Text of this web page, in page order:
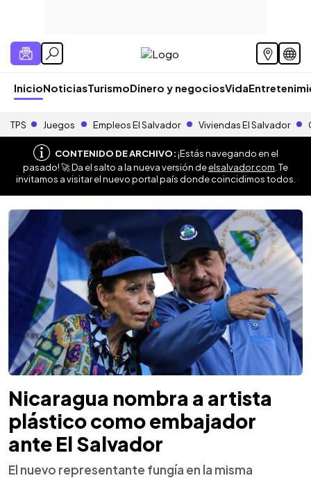
InicioNoticiasTurismoDinero y negociosVida
TPS Juegos Empleos El Salvador Viviendas El Salvador
CONTENIDO DE ARCHIVO:¡Estás navegando en el
pasado! 🚀 Da el salto a la nueva versión deelsalvador.com . Te
invitamos a visitar el nuevo portal país donde coincidimos todos.
Nicaragua nombra a artista
plástico como embajador
ante El Salvador
El nuevo representante fungía en la misma